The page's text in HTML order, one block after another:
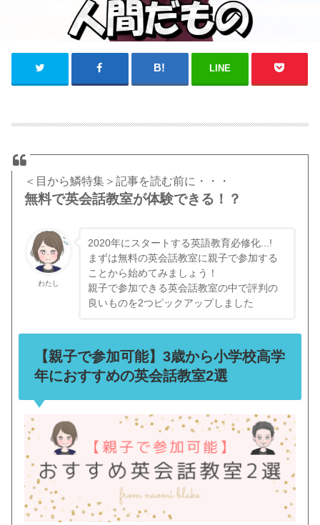
LINE
＜目から鱗特集＞記事を読む前に・・・
無料で英会話教室が体験できる！？
わたし
2020年にスタートする英語教育必修化...!
まずは無料の英会話教室に親子で参加する
ことから始めてみましょう！
親子で参加できる英会話教室の中で評判の
良いものを2つピックアップしました
【親子で参加可能】3歳から小学校高学
年におすすめの英会話教室2選